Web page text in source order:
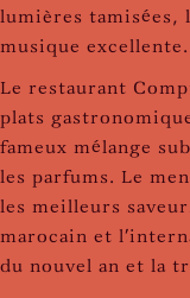
lumières tamisées,
musique excellente.
Le restaurant
plats
fameux mélange
les parfums. Le
les meilleurs
marocain et
du nouvel an et la